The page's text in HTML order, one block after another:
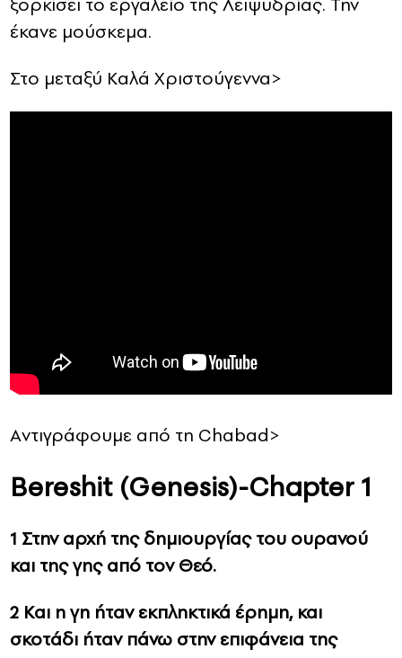
έκανε μούσκεμα.
Στο μεταξύ Καλά Χριστούγεννα>
Aντιγράφουμε από τη Chabad>
Bereshit (Genesis)-Chapter 1
1 Στην αρχή της δημιουργίας του ουρανού
και της γης από τον Θεό.
2 Και η γη ήταν εκπληκτικά έρημη, και
σκοτάδι ήταν πάνω στην επιφάνεια της